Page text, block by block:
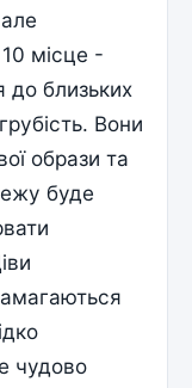
місце -
до близьких
Вони
образи та
буде
чудово